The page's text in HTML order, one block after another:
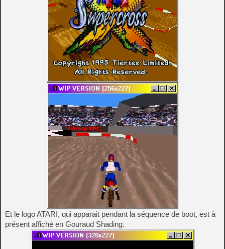
Et le logo ATARI, qui apparait pendant la séquence de boot, est à
présent affiché en Gouraud Shading.